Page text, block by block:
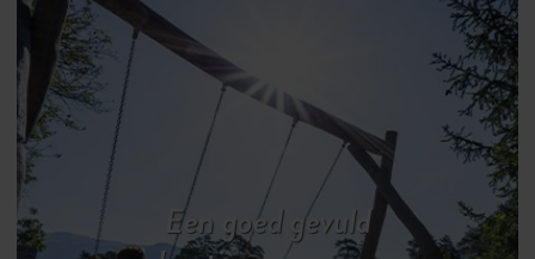
Een goed gevuld